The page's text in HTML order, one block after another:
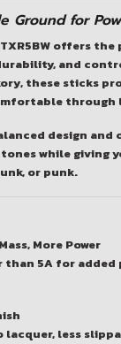
Ground for
offers the
and
, these sticks
through
design and
while giving
or punk.
More Power
than 5A for
lacquer, less